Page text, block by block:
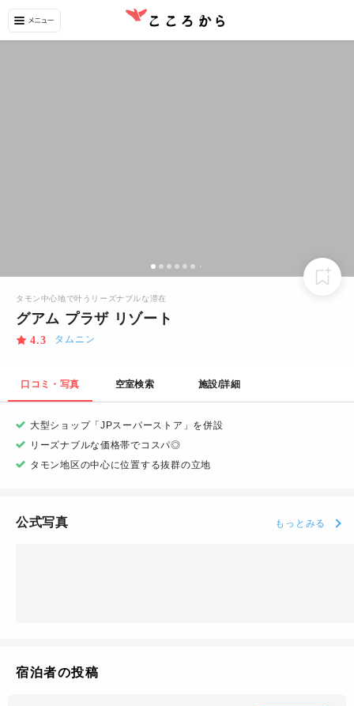
タモン中心地で叶うリーズナブルな滞在
グアム プラザ リゾート
4.3 タムニン
口コミ・写真 空室検索 施設/詳細
大型ショップ「JPスーパーストア」を併設
リーズナブルな価格帯でコスパ◎
タモン地区の中心に位置する抜群の立地
公式写真 もっとみる
宿泊者の投稿